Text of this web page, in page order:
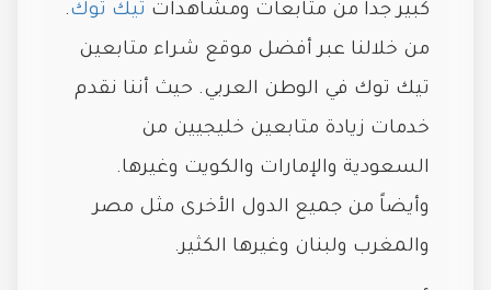
كبير جداً من متابعات ومشاهدات تيك توك.
من خلالنا عبر أفضل موقع شراء متابعين
تيك توك في الوطن العربي. حيث أننا نقدم
خدمات زيادة متابعين خليجيين من
السعودية والإمارات والكويت وغيرها.
وأيضاً من جميع الدول الأخرى مثل مصر
والمغرب ولبنان وغيرها الكثير.